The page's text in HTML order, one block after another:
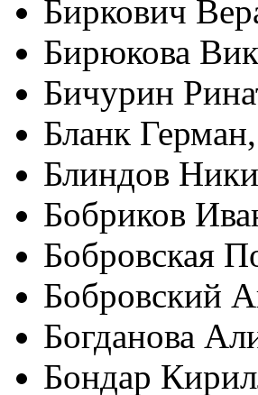
Биркович
Бирюкова
Бичурин
Бланк
Блиндов
Бобриков
Бобровская
Бобровский
Богданова
Бондар